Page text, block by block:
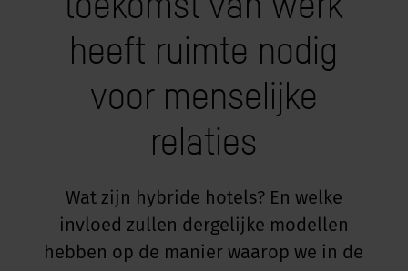
& akoestiek
tools & accessoires
gezocht?
& Software
voor Werkcafé &
"Sedus Solutions"
op kantoor
& Feiten
heeft ruimte nodig
voor menselijke
relaties
Wat zijn hybride hotels? En welke
invloed zullen dergelijke modellen
hebben op de manier waarop we in de